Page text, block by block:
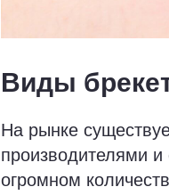
Виды
На рынке
производителями и
огромном